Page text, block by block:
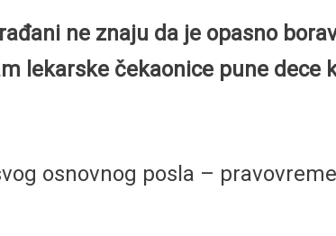
ne znaju da je opasno
lekarske čekaonice pune dece
osnovnog posla –